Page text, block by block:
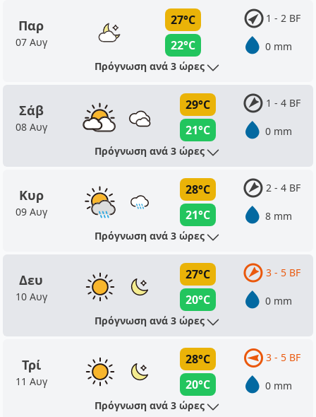
Παρ
07 Αυγ
27°C
22°C
1 - 2 BF
0 mm
Πρόγνωση ανά 3 ώρες
Σάβ
08 Αυγ
29°C
21°C
1 - 4 BF
0 mm
Πρόγνωση ανά 3 ώρες
Κυρ
09 Αυγ
28°C
21°C
2 - 4 BF
8 mm
Πρόγνωση ανά 3 ώρες
Δευ
10 Αυγ
27°C
20°C
3 - 5 BF
0 mm
Πρόγνωση ανά 3 ώρες
Τρί
11 Αυγ
28°C
20°C
3 - 5 BF
0 mm
Πρόγνωση ανά 3 ώρες